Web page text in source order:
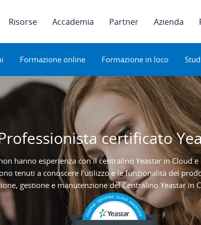
Risorse Accademia Partner Azienda
Formazione online Formazione in loco
certificato
hanno esperienza con il centralino Yeastar in Cloud
tenuti a conoscere l’utilizzo e le funzionalità del
gestione e manutenzione del Centralino Yeastar in